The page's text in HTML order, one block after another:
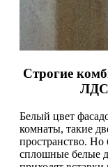
Строгие
Белый цвет
комнаты, такие
пространство. Но
сплошные белые